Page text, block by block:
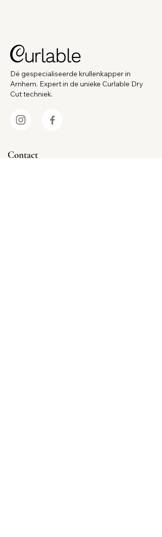
BUTETH-3, CETRIMONIUM CHLORIDE,
ISODODECANE, ISOHEXADECANE,
RETINYL PALMITATE (VITAMIN A),
SODIUM BENZOTRIAZOLYL
BUTYLPHENOL SULFONATE,
TRIBUTYL CITRATE, TRIDECETH-3,
Dé gespecialiseerde krullenkapper in
Arnhem. Expert in de unieke Curlable Dry
Cut techniek.
Contact